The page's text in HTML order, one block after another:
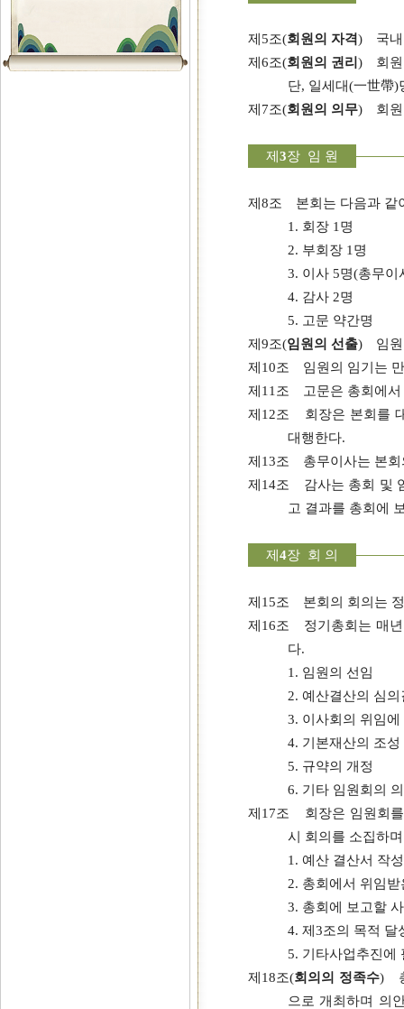
제5조(회원의 자격) 국내
제6조(회원의 권리 ) 회원
단, 일세대(一世帶)
제7조(회원의 의무) 회원
제 3장 임 원
제8조 본회는 다음과 같
1. 회장 1명
2. 부회장 1명
3. 이사 5명(총무이
4. 감사 2명
5. 고문 약간명
제9조(임원의 선출) 임원
제10조 임원의 임기는 만
제11조 고문은 총회에서
제12조 회장은 본회를
대행한다.
제13조 총무이사는 본회
제14조 감사는 총회 및
고 결과를 총회에
제 4장 회 의
제15조 본회의 회의는
제16조 정기총회는 매년
다.
1. 임원의 선임
2. 예산결산의 심의
3. 이사회의 위임에
4. 기본재산의 조
5. 규약의 개정
6. 기타 임원회의
제17조 회장은 임원회를
시 회의를 소집하
1. 예산 결산서 작성
2. 총회에서 위임
3. 총회에 보고할
4. 제3조의 목적 달
5. 기타사업추진에
제18조(회의의 정족수)
으로 개최하며 의